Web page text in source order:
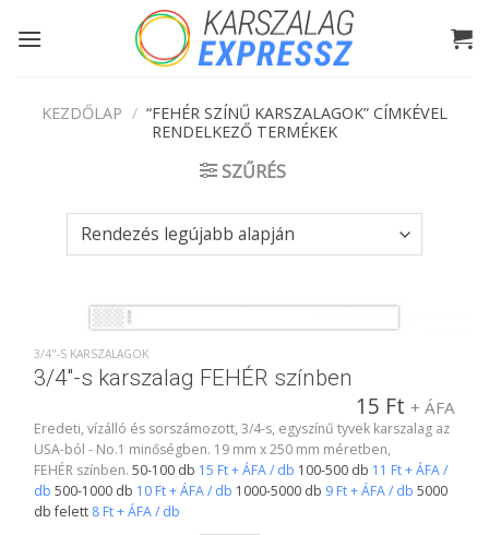
KEZDŐLAP / “FEHÉR SZÍNŰ KARSZALAGOK” CÍMKÉVEL
RENDELKEZŐ TERMÉKEK
SZŰRÉS
3/4"-S KARSZALAGOK
3/4″-s karszalag FEHÉR színben
15 Ft + ÁFA
Eredeti, vízálló és sorszámozott, 3/4-s, egyszínű tyvek karszalag az
USA-ból - No.1 minőségben. 19 mm x 250 mm méretben,
FEHÉR színben.50-100 db 15 Ft + ÁFA / db 100-500 db 11 Ft + ÁFA /
db 500-1000 db 10 Ft + ÁFA / db 1000-5000 db 9 Ft + ÁFA / db 5000
db felett 8 Ft + ÁFA / db